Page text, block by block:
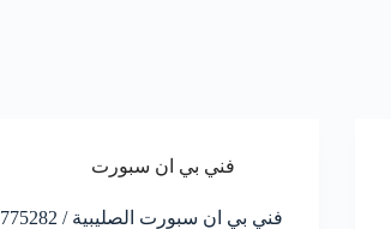
فني بي ان سبورت